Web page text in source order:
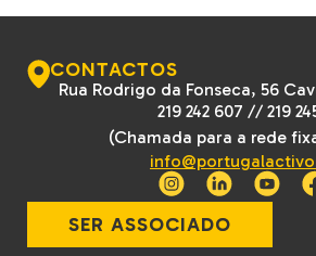
CONTACTOS
Rua Rodrigo da Fonseca, 56
219 242 607 //219
(Chamada para a rede
SER ASSOCIADO